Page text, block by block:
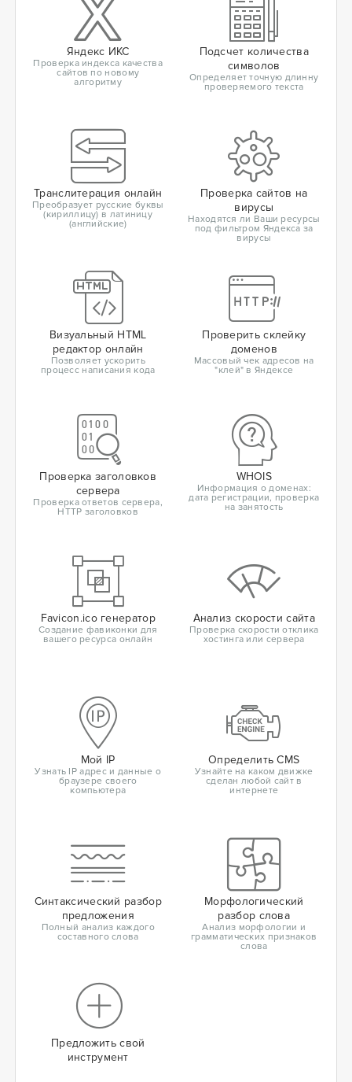
Яндекс ИКС
Проверка индекса качества
сайтов по новому
алгоритму
Подсчет количества
символов
Определяет точную длинну
проверяемого текста
Транслитерация онлайн
Преобразует русские буквы
(кириллицу) в латиницу
(английские)
Проверка сайтов на
вирусы
Находятся ли Ваши ресурсы
под фильтром Яндекса за
вирусы
Визуальный HTML
редактор онлайн
Позволяет ускорить
процесс написания кода
Проверить склейку
доменов
Массовый чек адресов на
"клей" в Яндексе
Проверка заголовков
сервера
Проверка ответов сервера,
HTTP заголовков
WHOIS
Информация о доменах:
дата регистрации, проверка
на занятость
Favicon.ico генератор
Создание фавиконки для
вашего ресурса онлайн
Анализ скорости сайта
Проверка скорости отклика
хостинга или сервера
Мой IP
Узнать IP адрес и данные о
браузере своего
компьютера
Определить CMS
Узнайте на каком движке
сделан любой сайт в
интернете
Синтаксический разбор
предложения
Полный анализ каждого
составного слова
Морфологический
разбор слова
Анализ морфологии и
грамматических признаков
слова
Предложить свой
инструмент